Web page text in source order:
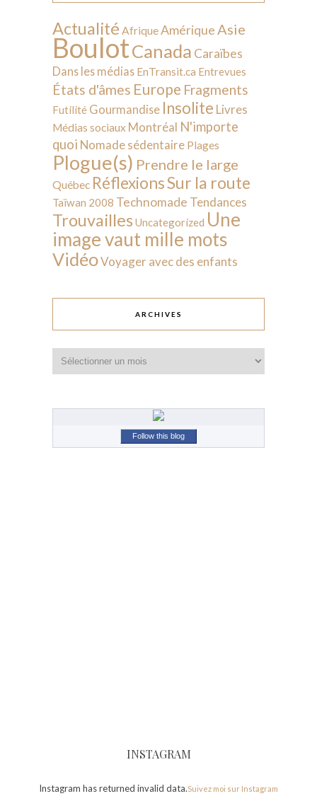
Actualité AfriqueAmérique Asie
BoulotCanada Caraïbes
Dans les médias EnTransit.ca Entrevues
États d'âmes Europe Fragments
Futilité Gourmandise Insolite Livres
Médias sociaux Montréal N'importe
quoi Nomade sédentaire Plages
Plogue(s) Prendre le large
Québec RéflexionsSur la route
Taïwan 2008 Technomade Tendances
Trouvailles Uncategorized Une
image vaut mille mots
VidéoVoyager avec des enfants
ARCHIVES
Follow this blog
INSTAGRAM
Instagram has returned invalid data.Suivez moi sur Instagram